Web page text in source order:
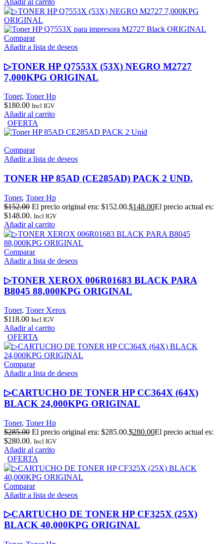
Añadir al carrito
Comparar
Añadir a lista de deseos
▷TONER HP Q7553X (53X) NEGRO M2727
7,000KPG ORIGINAL
Toner, Toner Hp
$180.00 Incl IGV
Añadir al carrito
OFERTA
Comparar
Añadir a lista de deseos
TONER HP 85AD (CE285AD) PACK 2 UND.
Toner, Toner Hp
$152.00 El precio original era: $152.00.$148.00El precio actual es:
$148.00. Incl IGV
Añadir al carrito
Comparar
Añadir a lista de deseos
▷TONER XEROX 006R01683 BLACK PARA
B8045 88,000KPG ORIGINAL
Toner, Toner Xerox
$118.00 Incl IGV
Añadir al carrito
OFERTA
Comparar
Añadir a lista de deseos
▷CARTUCHO DE TONER HP CC364X (64X)
BLACK 24,000KPG ORIGINAL
Toner, Toner Hp
$285.00 El precio original era: $285.00.$280.00El precio actual es:
$280.00. Incl IGV
Añadir al carrito
OFERTA
Comparar
Añadir a lista de deseos
▷CARTUCHO DE TONER HP CF325X (25X)
BLACK 40,000KPG ORIGINAL